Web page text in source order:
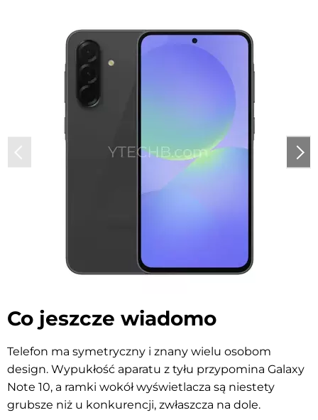
Co jeszcze wiadomo
Telefon ma symetryczny i znany wielu osobom
design. Wypukłość aparatu z tyłu przypomina Galaxy
Note 10, a ramki wokół wyświetlacza są niestety
grubsze niż u konkurencji, zwłaszcza na dole.